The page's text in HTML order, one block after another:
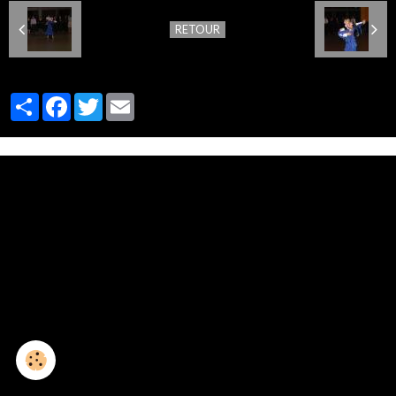
RETOUR
PartagerFacebook
Twitter